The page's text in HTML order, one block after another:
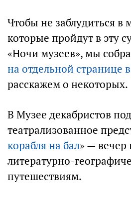
Чтобы не заблудиться в
которые пройдут в эту
«Ночи музеев», мы
на отдельной странице
расскажем о некоторых.
В Музее декабристов
театрализованное
корабля на бал» — вечер
литературно-
путешествиям.